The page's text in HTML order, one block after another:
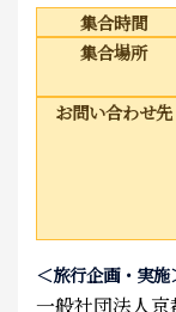
集合時間
集合場所
お問い合わせ先
＜旅行企画・実施
一般社団法人